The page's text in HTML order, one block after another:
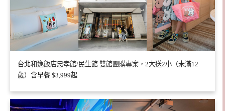
台北和逸飯店忠孝館/民生館 雙館團購專案，2大送2小（未滿12
歲）含早餐 $3,999起